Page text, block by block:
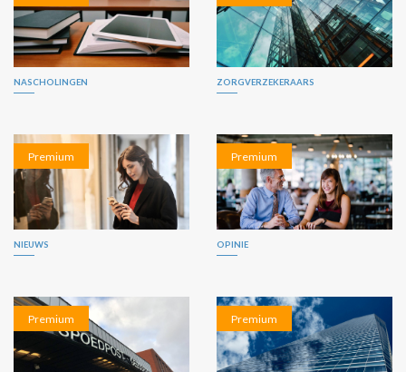
NASCHOLINGEN ZORGVERZEKERAARS
Premium
NIEUWS
Premium
OPINIE
Premium Premium